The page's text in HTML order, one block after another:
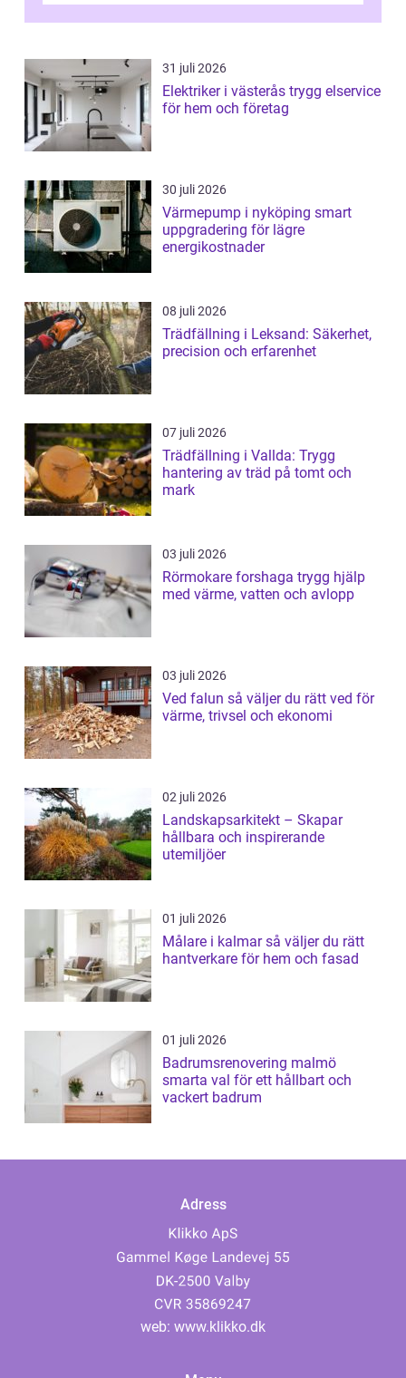
...
31 juli 2026
Elektriker i västerås trygg elservice
för hem och företag
30 juli 2026
Värmepump i nyköping smart
uppgradering för lägre
energikostnader
08 juli 2026
Trädfällning i Leksand: Säkerhet,
precision och erfarenhet
07 juli 2026
Trädfällning i Vallda: Trygg
hantering av träd på tomt och
mark
03 juli 2026
Rörmokare forshaga trygg hjälp
med värme, vatten och avlopp
03 juli 2026
Ved falun så väljer du rätt ved för
värme, trivsel och ekonomi
02 juli 2026
Landskapsarkitekt – Skapar
hållbara och inspirerande
utemiljöer
01 juli 2026
Målare i kalmar så väljer du rätt
hantverkare för hem och fasad
01 juli 2026
Badrumsrenovering malmö
smarta val för ett hållbart och
vackert badrum
Adress
web: www.klikko.dk